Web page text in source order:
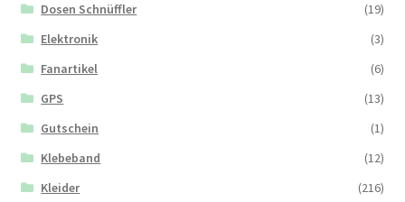
Dosen Schnüffler
(19)
Elektronik
(3)
Fanartikel
(6)
GPS
(13)
Gutschein
(1)
Klebeband
(12)
Kleider
(216)